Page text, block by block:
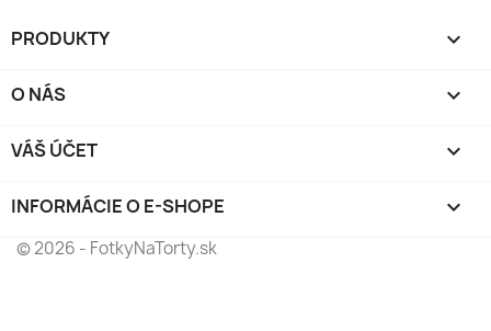
PRODUKTY 
O NÁS 
VÁŠ ÚČET 
INFORMÁCIE O E-SHOPE keyboard_arrow_down
© 2026 - FotkyNaTorty.sk